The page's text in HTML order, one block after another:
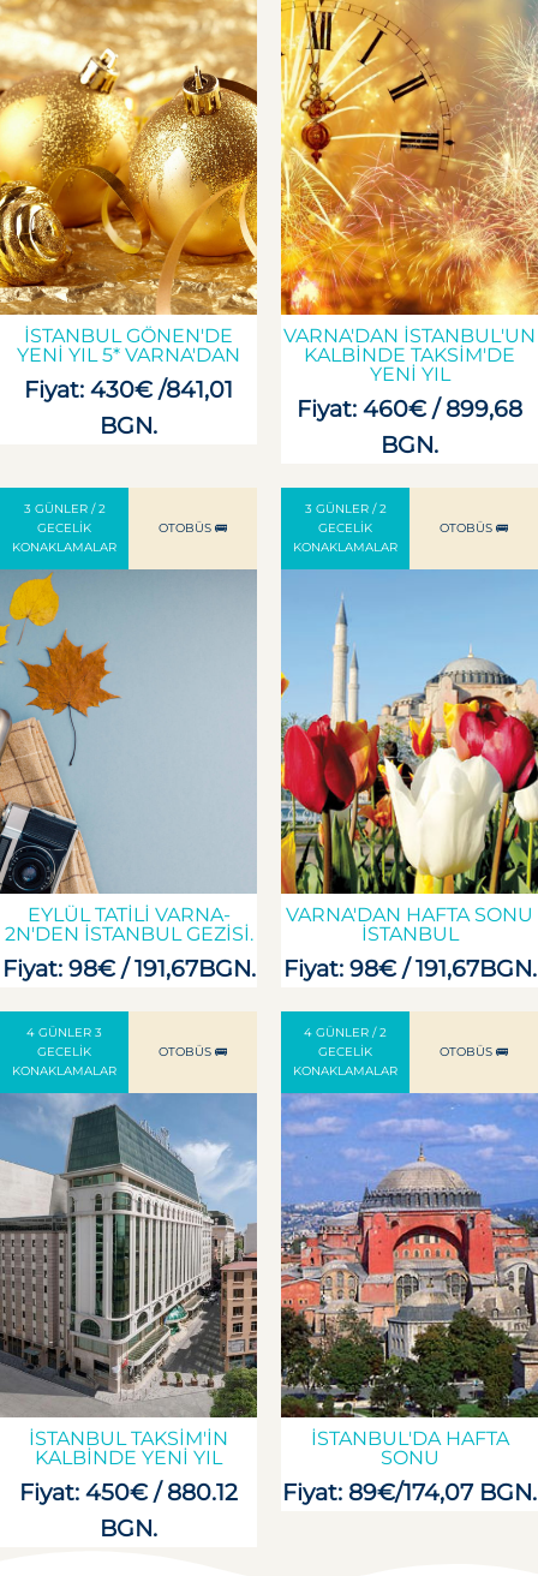
İSTANBUL GÖNEN'DE
YENI YIL 5* VARNA'DAN
Fiyat: 430€ /841,01
BGN.
VARNA'DAN İSTANBUL'UN
KALBINDE TAKSIM'DE
YENI YIL
Fiyat: 460€ / 899,68
BGN.
3 GÜNLER / 2
GECELIK
KONAKLAMALAR
OTOBÜS 🚌
EYLÜL TATILI VARNA-
2N'DEN İSTANBUL GEZISI.
Fiyat: 98€ / 191,67BGN.
3 GÜNLER / 2
GECELIK
KONAKLAMALAR
OTOBÜS 🚌
VARNA'DAN HAFTA SONU
İSTANBUL
Fiyat: 98€ / 191,67BGN.
4 GÜNLER 3
GECELIK
KONAKLAMALAR
OTOBÜS 🚌
İSTANBUL TAKSIM'IN
KALBINDE YENI YIL
Fiyat: 450€ / 880.12
BGN.
4 GÜNLER / 2
GECELIK
KONAKLAMALAR
OTOBÜS 🚌
İSTANBUL'DA HAFTA
SONU
Fiyat: 89€/174,07 BGN.